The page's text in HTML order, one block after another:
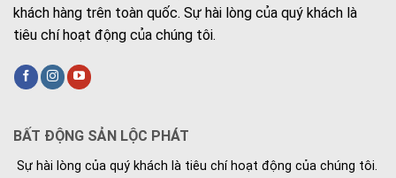
khách hàng trên toàn quốc. Sự hài lòng của quý khách là
tiêu chí hoạt động của chúng tôi.
BẤT ĐỘNG SẢN LỘC PHÁT
Sự hài lòng của quý khách là tiêu chí hoạt động của chúng tôi.